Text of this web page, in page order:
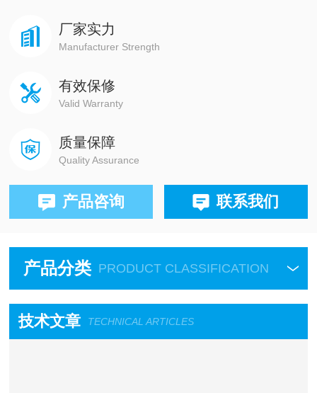
厂家实力
Manufacturer Strength
有效保修
Valid Warranty
质量保障
Quality Assurance
产品咨询 联系我们
产品分类 PRODUCT CLASSIFICATION
技术文章 TECHNICAL ARTICLES